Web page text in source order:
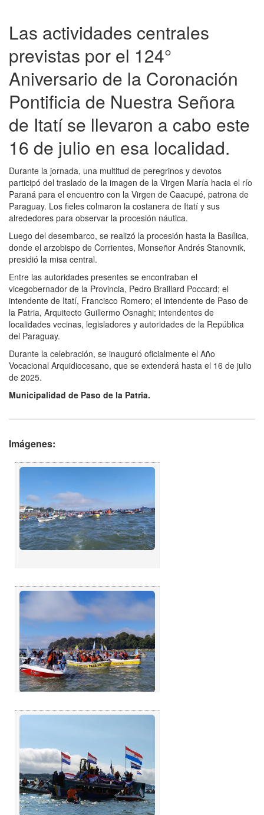
Las actividades centrales
previstas por el 124°
Aniversario de la Coronación
Pontificia de Nuestra Señora
de Itatí se llevaron a cabo este
16 de julio en esa localidad.
Durante la jornada, una multitud de peregrinos y devotos
participó del traslado de la imagen de la Virgen María hacia el río
Paraná para el encuentro con la Virgen de Caacupé, patrona de
Paraguay. Los fieles colmaron la costanera de Itatí y sus
alrededores para observar la procesión náutica.
Luego del desembarco, se realizó la procesión hasta la Basílica,
donde el arzobispo de Corrientes, Monseñor Andrés Stanovnik,
presidió la misa central.
Entre las autoridades presentes se encontraban el
vicegobernador de la Provincia, Pedro Braillard Poccard; el
intendente de Itatí, Francisco Romero; el intendente de Paso de
la Patria, Arquitecto Guillermo Osnaghi; intendentes de
localidades vecinas, legisladores y autoridades de la República
del Paraguay.
Durante la celebración, se inauguró oficialmente el Año
Vocacional Arquidiocesano, que se extenderá hasta el 16 de julio
de 2025.
Municipalidad de Paso de la Patria.
Imágenes: